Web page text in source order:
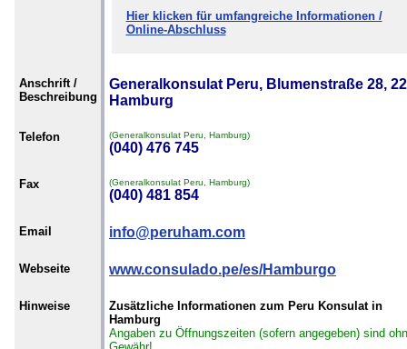
Hier klicken für umfangreiche Informationen /
Online-Abschluss
Anschrift /
Beschreibung
Generalkonsulat Peru, Blumenstraße 28,
Hamburg
Telefon (Generalkonsulat Peru, Hamburg)
(040) 476 745
Fax (Generalkonsulat Peru, Hamburg)
(040) 481 854
Email info@peruham.com
Webseite www.consulado.pe/es/Hamburgo
Hinweise
Zusätzliche Informationen zum Peru Konsulat in
Hamburg
Angaben zu Öffnungszeiten (sofern angegeben) sind